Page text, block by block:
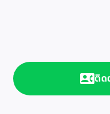
ติด